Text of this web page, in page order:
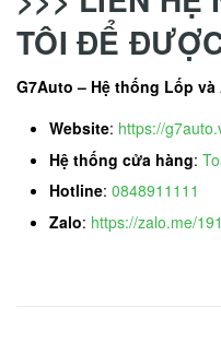
TÔI ĐỂ
G7Auto – Hệ thống Lốp
Website: https://
Hệ thống cửa hàng:
Hotline: 0848911111
Zalo: https://zalo.me/